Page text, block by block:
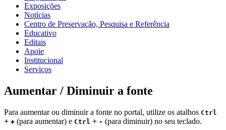
Exposições
Notícias
Centro de Preservação, Pesquisa e Referência
Educativo
Editais
Apoie
Institucional
Serviços
Aumentar / Diminuir a fonte
Para aumentar ou diminuir a fonte no portal, utilize os atalhos Ctrl
+ + (para aumentar) e Ctrl + - (para diminuir) no seu teclado.